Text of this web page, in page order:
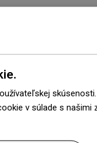
v súlade s našimi